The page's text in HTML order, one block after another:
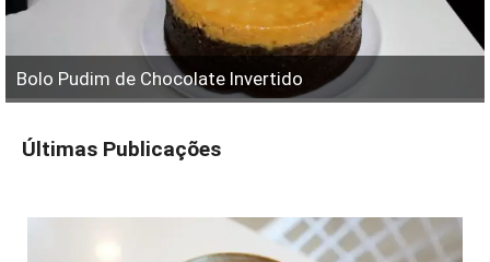
Bolo Pudim de Chocolate Invertido
Últimas Publicações